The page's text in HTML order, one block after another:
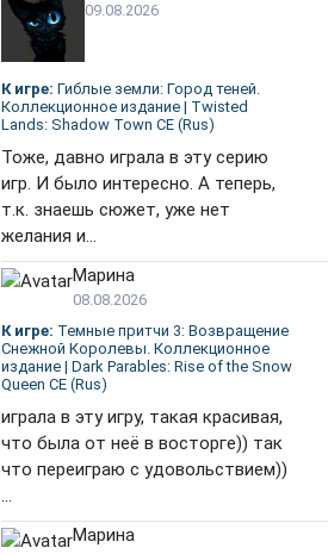
09.08.2026
К игре: Гиблые земли: Город теней.
Коллекционное издание | Twisted
Lands: Shadow Town CE (Rus)
Тоже, давно играла в эту серию
игр. И было интересно. А теперь,
т.к. знаешь сюжет, уже нет
желания и...
Марина
08.08.2026
К игре: Темные притчи 3: Возвращение
Снежной Королевы. Коллекционное
издание | Dark Parables: Rise of the Snow
Queen CE (Rus)
играла в эту игру, такая красивая,
что была от неё в восторге)) так
что переиграю с удовольствием))
...
Марина